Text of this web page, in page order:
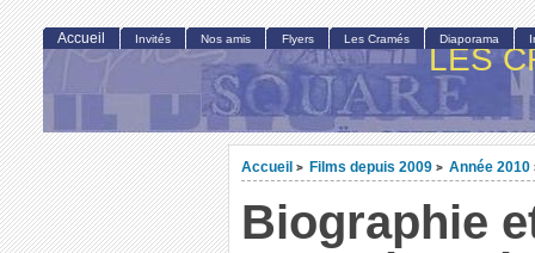
LES
Accueil > Films depuis 2009 > Année 2010
Biographie
Accueil Invités Nos amis Flyers Les Cramés Diaporama